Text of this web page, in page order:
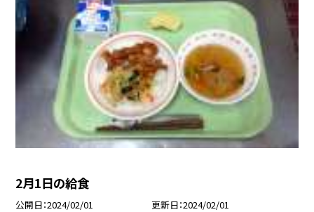
2月1日の給食
公開日 2024/02/01 更新日 2024/02/01